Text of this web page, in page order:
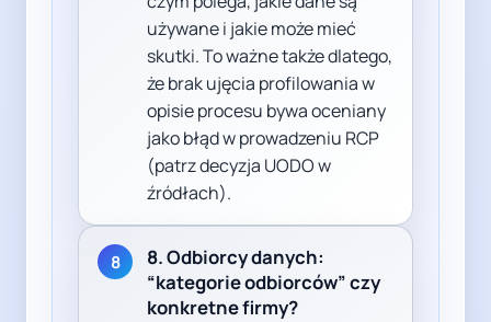
używane i jakie może mieć
skutki. To ważne także dlatego,
że brak ujęcia profilowania w
opisie procesu bywa oceniany
jako błąd w prowadzeniu RCP
(patrz decyzja UODO w
źródłach).
8
8. Odbiorcy danych:
“kategorie odbiorców” czy
konkretne firmy?